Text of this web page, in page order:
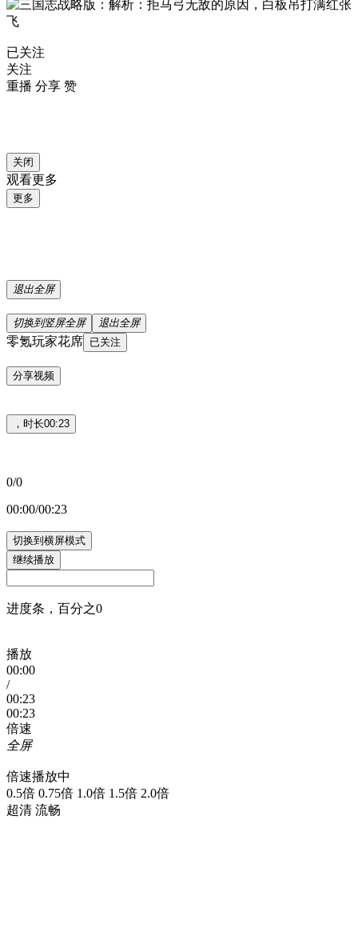
已关注
关注
重播 分享 赞
关闭
观看更多
更多
退出全屏
切换到竖屏全屏 退出全屏
零氪玩家花席 已关注
分享视频
，时长00:23
0/0
00:00/00:23
切换到横屏模式
继续播放
进度条，百分之0
播放
00:00
/
00:23
00:23
倍速
全屏
倍速播放中
0.5倍 0.75倍 1.0倍 1.5倍 2.0倍
超清 流畅